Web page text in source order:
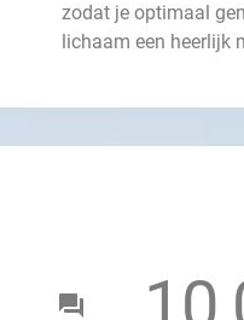
zodat je optimaal
lichaam een heerlijk